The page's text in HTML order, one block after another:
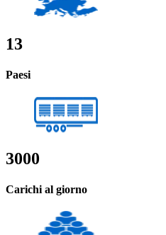
13
Paesi
3000
Carichi al giorno